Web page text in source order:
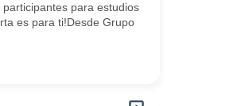
para estudios
es para ti!Desde Grupo